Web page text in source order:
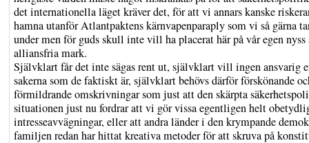
det internationella läget kräver det, för att vi annars kanske
hamna utanför Atlantpaktens kärnvapenparaply som vi så gärna
under men för guds skull inte vill ha placerat här på vår egen nyss
alliansfria mark.
Självklart får det inte sägas rent ut, självklart vill ingen ansvarig
sakerna som de faktiskt är, självklart behövs därför förskönande
förmildrande omskrivningar som just att den skärpta
situationen just nu fordrar att vi gör vissa egentligen helt
intresseavvägningar, eller att andra länder i den krympande
familjen redan har hittat kreativa metoder för att skruva på